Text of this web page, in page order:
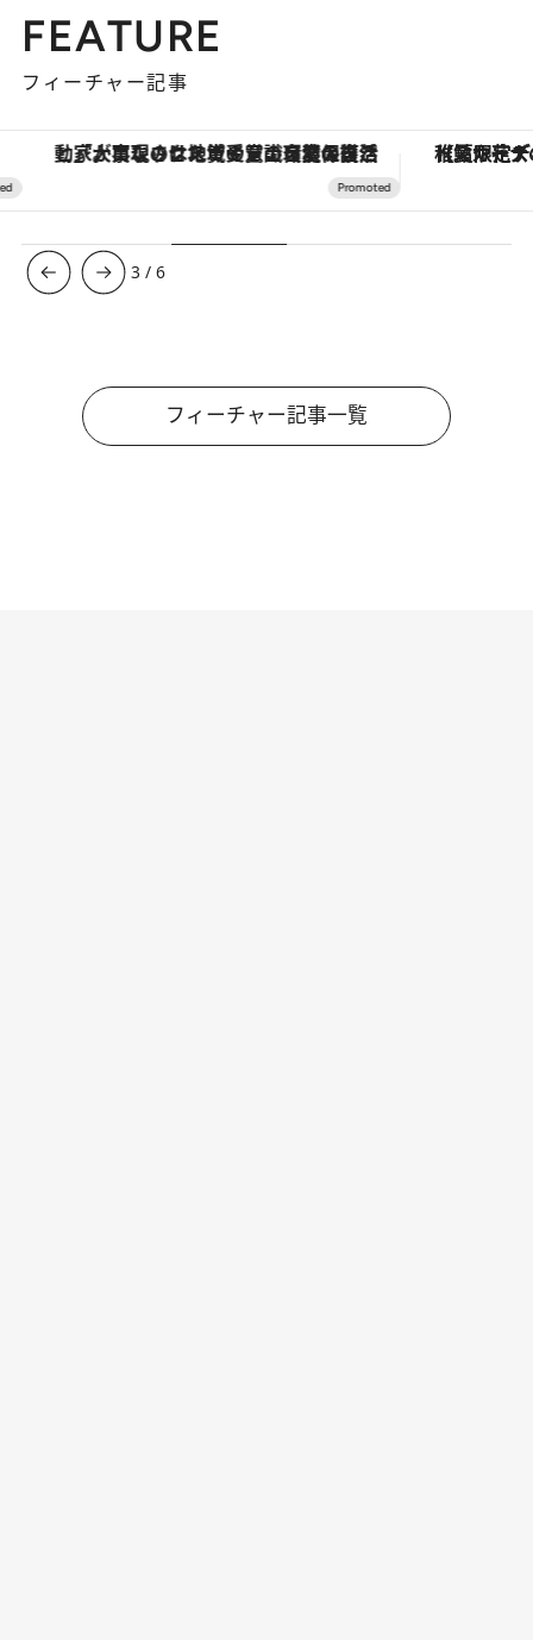
FEATURE
フィーチャー記事
「大事なのは地域の意識を変えること」。ロレックス賞受賞の自然保護活動家が実現させたナイジェリアの自然環境の復活 【夏限定ディナーコース】旬を
3 /6
フィーチャー記事一覧